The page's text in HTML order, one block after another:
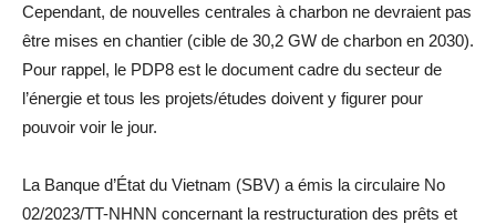
Cependant, de nouvelles centrales à charbon ne devraient pas
être mises en chantier (cible de 30,2 GW de charbon en 2030).
Pour rappel, le PDP8 est le document cadre du secteur de
l’énergie et tous les projets/études doivent y figurer pour
pouvoir voir le jour.
La Banque d’État du Vietnam (SBV) a émis la circulaire No
02/2023/TT-NHNN concernant la restructuration des prêts et